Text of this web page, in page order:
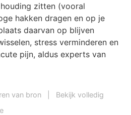
zitten (vooral
hakken dragen en op je
daarvan op blijven
stress verminderen en
pijn, aldus experts van
van bron
Bekijk volledig